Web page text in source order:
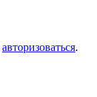
авторизоваться.